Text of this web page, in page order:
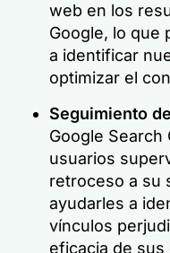
web en los
Google, lo que
a identificar
optimizar el
Seguimiento
Google Search
usuarios
retroceso a su
ayudarles a
vínculos
eficacia de